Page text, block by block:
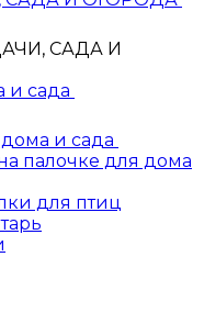
САДА И
и сада
и сада
палочке для дома
для птиц